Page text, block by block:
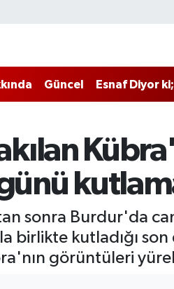
Güncel Esnaf Diyor ki;
sonra Burdur'da
birlikte kutladığı
görüntüleri